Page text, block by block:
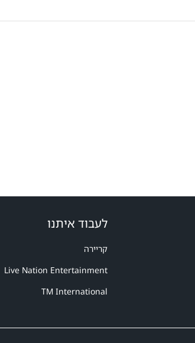
לעבוד איתנו
קריירה
Live Nation Entertainment
TM International